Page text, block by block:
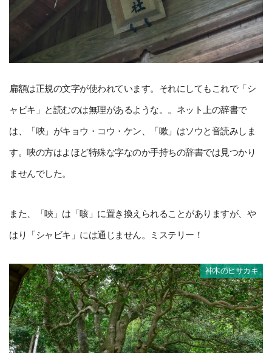
扁額は正規の文字が使われています。それにしてもこれで「シ
ャビキ」と読むのは無理があるような。。ネット上の辞書で
は、「唊」がキョウ・コウ・ケン、「嗽」はソウと音読みしま
す。唊の方はよほど特殊な字なのか手持ちの辞書では見つかり
ませんでした。
また、「唊」は「咳」に置き換えられることがありますが、や
はり「シャビキ」には通じません。ミステリー！
神木のヒサカキ